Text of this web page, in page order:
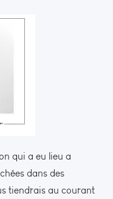
qui a eu lieu a
dans des
tiendrais au courant